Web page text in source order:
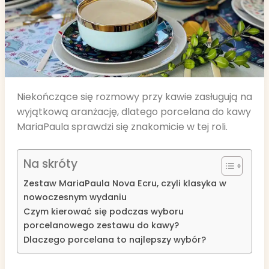
Niekończące się rozmowy przy kawie zasługują na
wyjątkową aranżację, dlatego porcelana do kawy
MariaPaula sprawdzi się znakomicie w tej roli.
Na skróty
Zestaw MariaPaula Nova Ecru, czyli klasyka w
nowoczesnym wydaniu
Czym kierować się podczas wyboru
porcelanowego zestawu do kawy?
Dlaczego porcelana to najlepszy wybór?